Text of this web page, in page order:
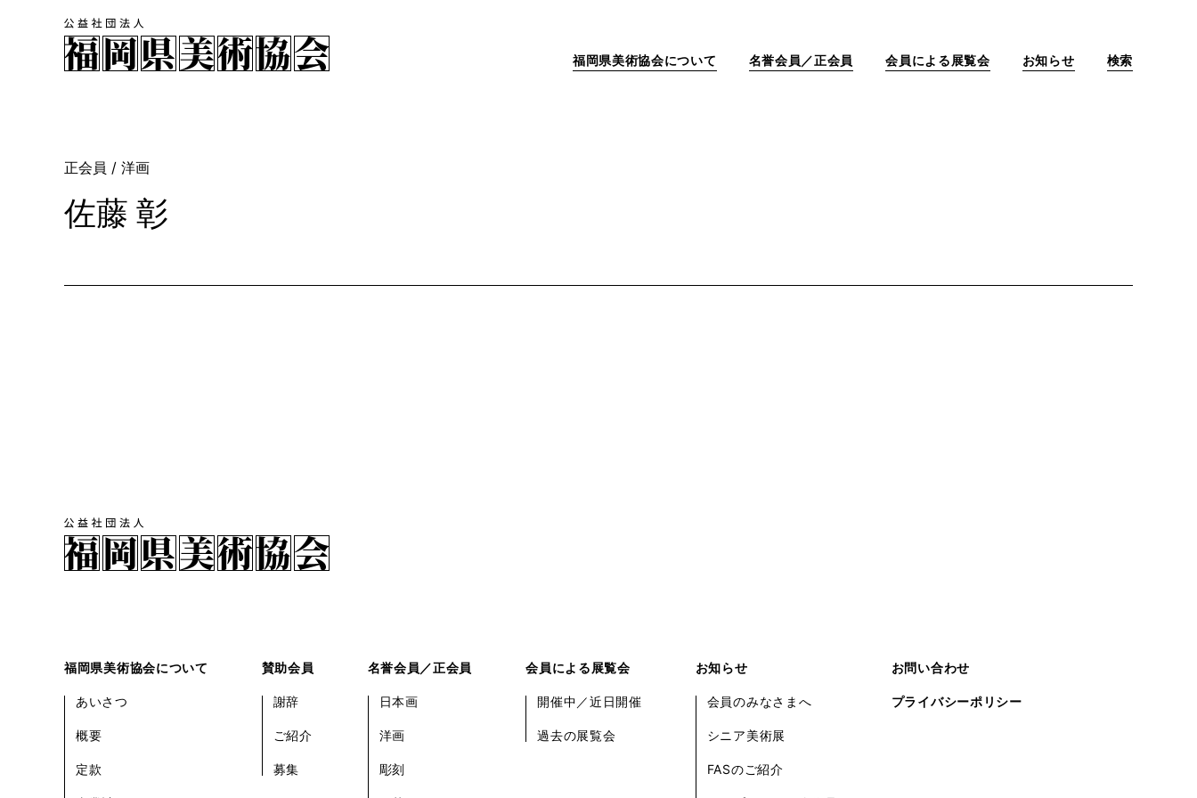
福岡県美術協会について 名誉会員／正会員 会員による展覧会 お知らせ 検索
正会員 / 洋画
佐藤 彰
福岡県美術協会について
あいさつ
概要
定款
賛助会員
謝辞
ご紹介
募集
名誉会員／正会員
日本画
洋画
彫刻
会員による展覧会
開催中／近日開催
過去の展覧会
お知らせ
会員のみなさまへ
シニア美術展
FASのご紹介
お問い合わせ
プライバシーポリシー